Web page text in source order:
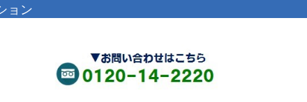
ョン